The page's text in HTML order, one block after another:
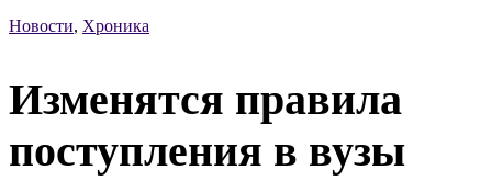
Новости, Хроника
Изменятся правила
поступления в вузы